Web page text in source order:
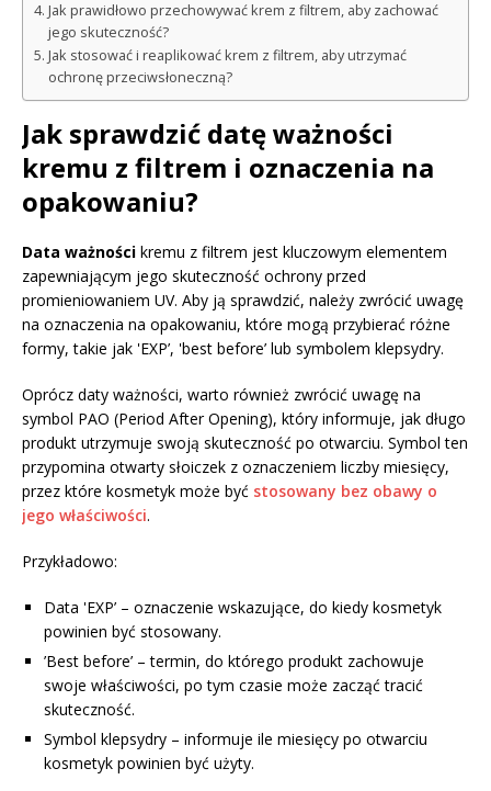
Jak prawidłowo przechowywać krem z filtrem, aby zachować
jego skuteczność?
Jak stosować i reaplikować krem z filtrem, aby utrzymać
ochronę przeciwsłoneczną?
Jak sprawdzić datę ważności
kremu z filtrem i oznaczenia na
opakowaniu?
Data ważności kremu z filtrem jest kluczowym elementem
zapewniającym jego skuteczność ochrony przed
promieniowaniem UV. Aby ją sprawdzić, należy zwrócić uwagę
na oznaczenia na opakowaniu, które mogą przybierać różne
formy, takie jak 'EXP’, 'best before’ lub symbolem klepsydry.
Oprócz daty ważności, warto również zwrócić uwagę na
symbol PAO (Period After Opening), który informuje, jak długo
produkt utrzymuje swoją skuteczność po otwarciu. Symbol ten
przypomina otwarty słoiczek z oznaczeniem liczby miesięcy,
przez które kosmetyk może być stosowany bez obawy o
jego właściwości.
Przykładowo:
Data 'EXP’ – oznaczenie wskazujące, do kiedy kosmetyk
powinien być stosowany.
’Best before’ – termin, do którego produkt zachowuje
swoje właściwości, po tym czasie może zacząć tracić
skuteczność.
Symbol klepsydry – informuje ile miesięcy po otwarciu
kosmetyk powinien być użyty.